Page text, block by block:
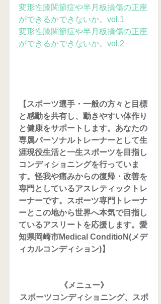
変形性膝関節症や半月板損傷の正座
ができるかできないか。vol.1
変形性膝関節症や半月板損傷の正座
ができるかできないか。vol.2
【スポーツ選手・一般の方々と目標
と感動を共有し、動きやすい体作り
と健康をサポートします。あなたの
専属パーソナルトレーナーとして生
涯現役生活と一生スポーツを目指し
コンディショニングを行っていま
す。怪我や痛みからの復帰・改善を
専門としているアスレティックトレ
ーナーです。スポーツ専門トレーナ
ーとこの地から世界へ本気で目指し
ているアスリートを応援します。愛
知県岡崎市Medical ConditioN(メデ
ィカルコンディション)】
《メニュー》
スポーツコンディショニング、スポ